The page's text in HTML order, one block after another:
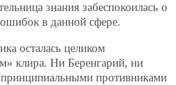
знания забеспокоилась о
в данной сфере.
осталась целиком
клира. Ни Беренгарий, ни
противниками